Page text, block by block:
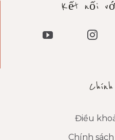
Kết nối
Điều
Chính